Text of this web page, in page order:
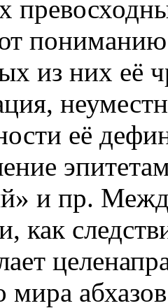
из них её
её
и пр.
как
мира